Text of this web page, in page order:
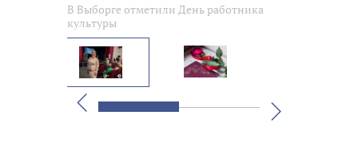
В Выборге отметили День работника
культуры
Назад
Вперед